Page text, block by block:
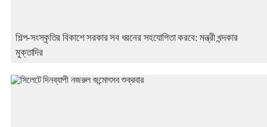
শিল্প-সংস্কৃতির বিকাশে সরকার সব ধরনের সহযোগিতা করবে: মন্ত্রী খন্দকার
মুক্তাদির